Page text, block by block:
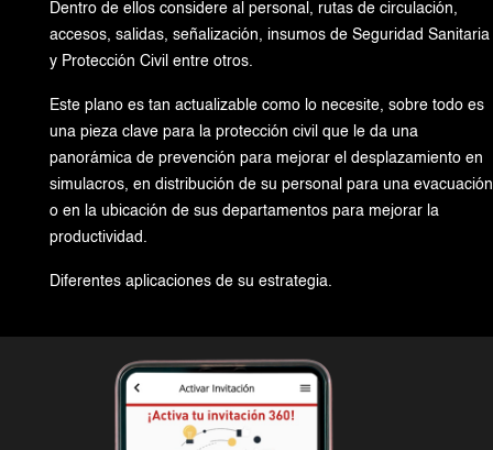
Dentro de ellos considere al personal, rutas de circulación,
accesos, salidas, señalización, insumos de Seguridad Sanitaria
y Protección Civil entre otros.
Este plano es tan actualizable como lo necesite, sobre todo es
una pieza clave para la protección civil que le da una
panorámica de prevención para mejorar el desplazamiento en
simulacros, en distribución de su personal para una evacuación
o en la ubicación de sus departamentos para mejorar la
productividad.
Diferentes aplicaciones de su estrategia.